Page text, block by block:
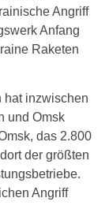
Angriff
Anfang
Raketen
hat inzwischen
und Omsk
das 2.800
der größten
Angriff